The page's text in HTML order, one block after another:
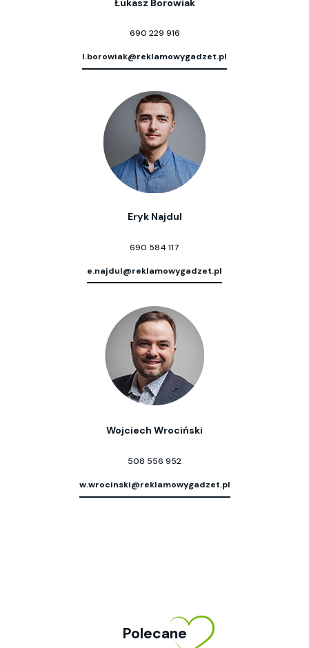
Łukasz Borowiak
690 229 916
l.borowiak@reklamowygadzet.pl
Eryk Najdul
690 584 117
e.najdul@reklamowygadzet.pl
Wojciech Wrociński
508 556 952
w.wrocinski@reklamowygadzet.pl
Polecane